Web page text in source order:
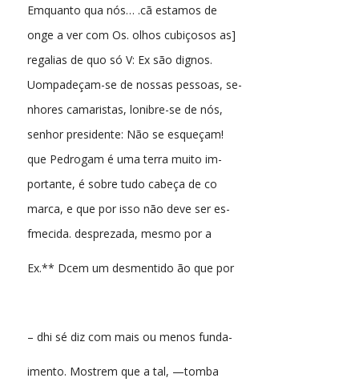
Emquanto qua nós… .cã estamos de
onge a ver com Os. olhos cubiçosos as]
regalias de quo só V: Ex são dignos.
Uompadeçam-se de nossas pessoas, se-
nhores camaristas, lonibre-se de nós,
senhor presidente: Não se esqueçam!
que Pedrogam é uma terra muito im-
portante, é sobre tudo cabeça de co
marca, e que por isso não deve ser es-
fmecida. desprezada, mesmo por a
Ex.** Dcem um desmentido ão que por
– dhi sé diz com mais ou menos funda-
imento. Mostrem que a tal, —tomba